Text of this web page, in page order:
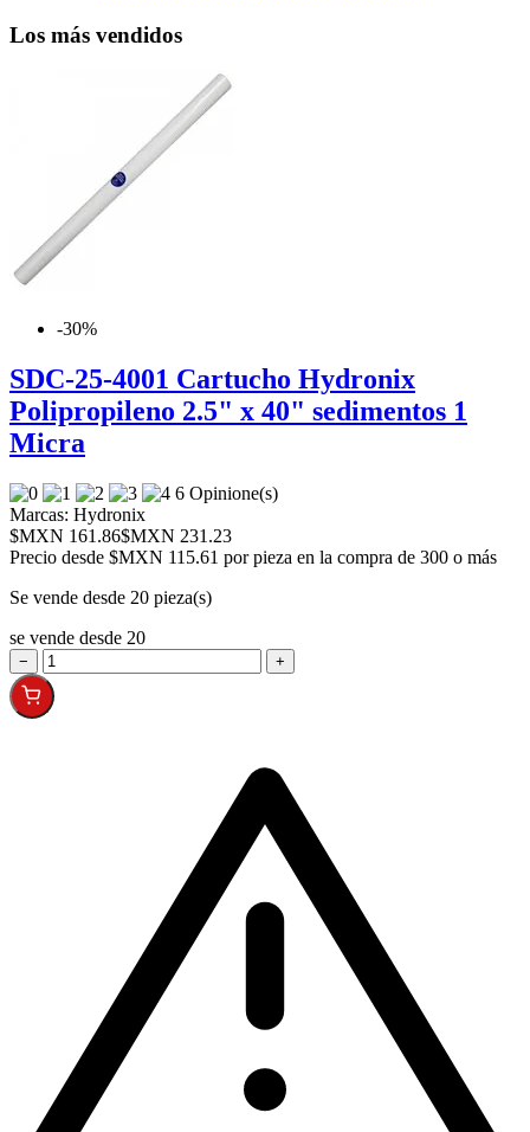
Los más vendidos
-30%
SDC-25-4001 Cartucho Hydronix
Polipropileno 2.5" x 40" sedimentos 1
Micra
6 Opinione(s)
Marcas: Hydronix
$MXN 161.86$MXN 231.23
Precio desde $MXN 115.61 por pieza en la compra de 300 o más
Se vende desde 20 pieza(s)
se vende desde 20
− +